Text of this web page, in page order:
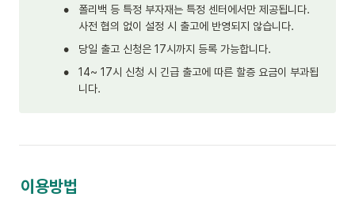
•
폴리백 등 특정 부자재는 특정 센터에서만 제공됩니다.
사전 협의 없이 설정 시 출고에 반영되지 않습니다.
• 당일 출고 신청은 17시까지 등록 가능합니다.
•
14~ 17시 신청 시 긴급 출고에 따른 할증 요금이 부과됩
니다.
이용방법